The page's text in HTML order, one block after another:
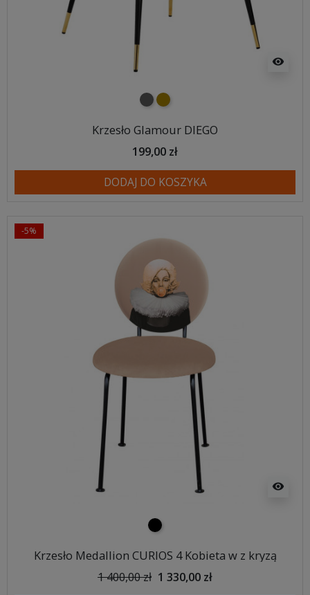
visibility
ciemno szary
khaki
Krzesło Glamour DIEGO
199,00 zł
DODAJ DO KOSZYKA
-5%
visibility
czarny
Krzesło Medallion CURIOS 4 Kobieta w z kryzą
1 400,00 zł 1 330,00 zł